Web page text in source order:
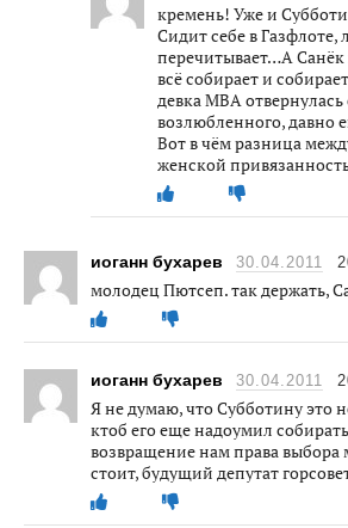
кремень! Уже и
Сидит себе в Газфлоте,
перечитывает…А Санёк
всё собирает и
девка МВА отвернулась
возлюбленного, давно
Вот в чём разница
женской
иоганн бухарев 30.04.2011
молодец Пютсеп. так держать,
иоганн бухарев 30.04.2011
Я не думаю, что Субботину это
ктоб его еще надоумил
возвращение нам права выбора
стоит, будущий депутат